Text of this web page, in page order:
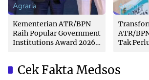
Agraria
Kementerian ATR/BPN
Raih Popular Government
Institutions Award 2026
Agraria
ATR/
Tak
Cek Fakta Medsos